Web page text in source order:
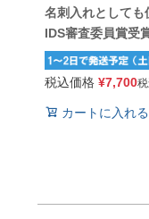
名刺入れとしても
IDS審査委員賞受
税込価格 ¥7,700
カートに入れる